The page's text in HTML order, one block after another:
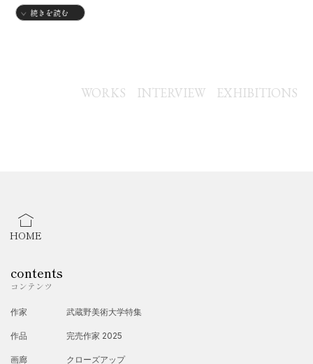
・東京藝術大学絵画科日本画専攻入学
続きを読む
WORKS INTERVIEW EXHIBITIONS
HOME
contents
コンテンツ
作家
作品
画廊
武蔵野美術大学特集
完売作家 2025
クローズアップ